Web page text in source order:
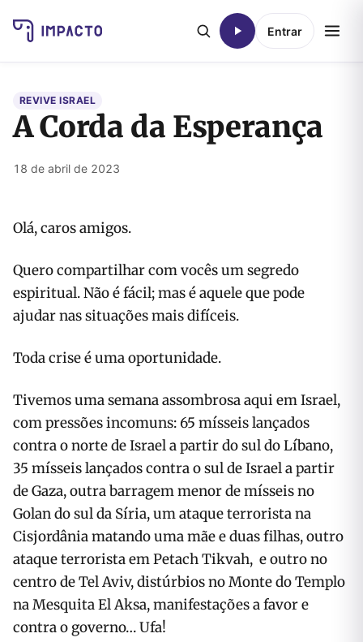
Entrar
REVIVE ISRAEL
A Corda da Esperança
18 de abril de 2023
Olá, caros amigos.
Quero compartilhar com vocês um segredo
espiritual. Não é fácil; mas é aquele que pode
ajudar nas situações mais difíceis.
Toda crise é uma oportunidade.
Tivemos uma semana assombrosa aqui em Israel,
com pressões incomuns: 65 mísseis lançados
contra o norte de Israel a partir do sul do Líbano,
35 mísseis lançados contra o sul de Israel a partir
de Gaza, outra barragem menor de mísseis no
Golan do sul da Síria, um ataque terrorista na
Cisjordânia matando uma mãe e duas filhas, outro
ataque terrorista em Petach Tikvah, e outro no
centro de Tel Aviv, distúrbios no Monte do Templo
na Mesquita El Aksa, manifestações a favor e
contra o governo… Ufa!